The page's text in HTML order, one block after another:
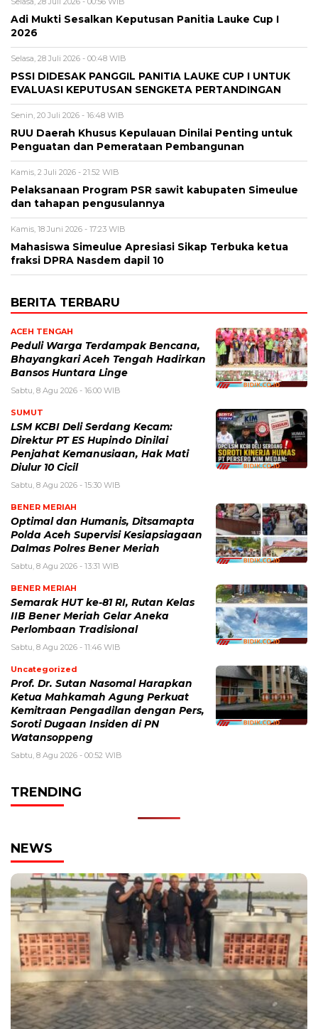
Adi Mukti Sesalkan Keputusan Panitia Lauke Cup I
2026
Selasa, 28 Juli 2026 - 00:48 WIB
PSSI DIDESAK PANGGIL PANITIA LAUKE CUP I UNTUK
EVALUASI KEPUTUSAN SENGKETA PERTANDINGAN
Senin, 20 Juli 2026 - 16:48 WIB
RUU Daerah Khusus Kepulauan Dinilai Penting untuk
Penguatan dan Pemerataan Pembangunan
Kamis, 2 Juli 2026 - 21:52 WIB
Pelaksanaan Program PSR sawit kabupaten Simeulue
dan tahapan pengusulannya
Kamis, 18 Juni 2026 - 17:23 WIB
Mahasiswa Simeulue Apresiasi Sikap Terbuka ketua
fraksi DPRA Nasdem dapil 10
BERITA TERBARU
ACEH TENGAH
Peduli Warga Terdampak Bencana,
Bhayangkari Aceh Tengah Hadirkan
Bansos Huntara Linge
Sabtu, 8 Agu 2026 - 16:00 WIB
SUMUT
LSM KCBI Deli Serdang Kecam:
Direktur PT ES Hupindo Dinilai
Penjahat Kemanusiaan, Hak Mati
Diulur 10 Cicil
Sabtu, 8 Agu 2026 - 15:30 WIB
BENER MERIAH
Optimal dan Humanis, Ditsamapta
Polda Aceh Supervisi Kesiapsiagaan
Dalmas Polres Bener Meriah
Sabtu, 8 Agu 2026 - 13:31 WIB
BENER MERIAH
Semarak HUT ke-81 RI, Rutan Kelas
IIB Bener Meriah Gelar Aneka
Perlombaan Tradisional
Sabtu, 8 Agu 2026 - 11:46 WIB
Uncategorized
Prof. Dr. Sutan Nasomal Harapkan
Ketua Mahkamah Agung Perkuat
Kemitraan Pengadilan dengan Pers,
Soroti Dugaan Insiden di PN
Watansoppeng
Sabtu, 8 Agu 2026 - 00:52 WIB
TRENDING
NEWS